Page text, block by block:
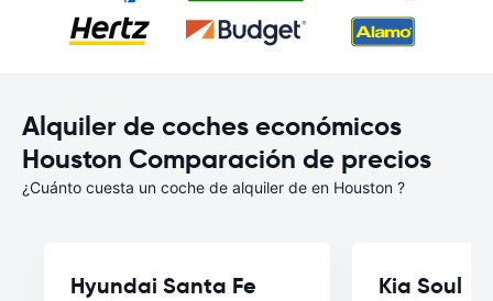
Alquiler de coches económicos
Houston Comparación de precios
¿Cuánto cuesta un coche de alquiler de en Houston ?
Hyundai Santa Fe Kia Soul